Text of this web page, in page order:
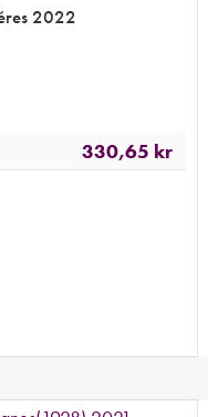
2022
330,65 kr